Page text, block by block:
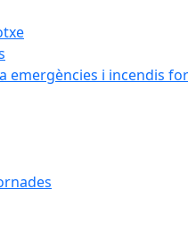
emergències i incendis